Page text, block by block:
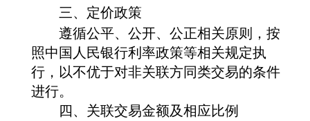
三、定价政策
遵循公平、公开、公正相关原则，按
照中国人民银行利率政策等相关规定执
行，以不优于对非关联方同类交易的条件
进行。
四、关联交易金额及相应比例